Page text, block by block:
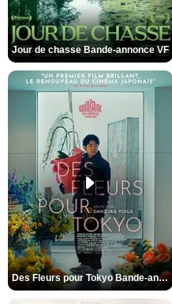
Jour de chasse Bande-annonce VF
Des Fleurs pour Tokyo Bande-annonce VO STFR